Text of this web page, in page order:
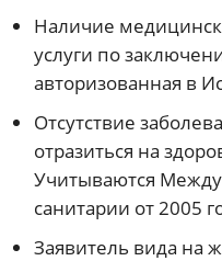
Наличие
услуги по
авторизованная в
Отсутствие
отразиться на
Учитываются
санитарии от 2005
Заявитель вида на